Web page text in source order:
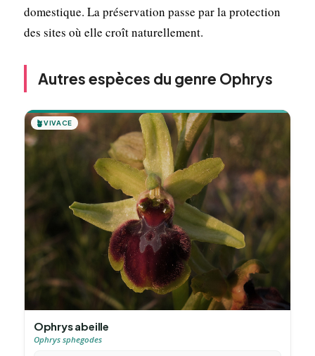
domestique. La préservation passe par la protection
des sites où elle croît naturellement.
Autres espèces du genre Ophrys
🪴VIVACE
Ophrys abeille
Ophrys sphegodes